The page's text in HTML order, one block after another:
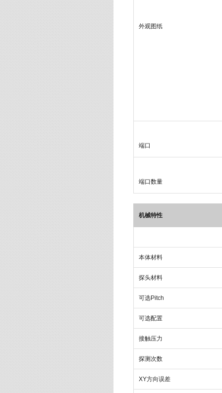
外观图纸
端口
端口数量
机械特性
本体材料
探头材料
可选Pitch
可选配置
接触压力
探测次数
XY方向误差